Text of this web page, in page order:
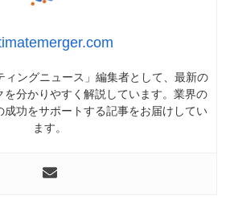
ィングニュース」編集者として、最新の
を分かりやすく解説しています。業界の
成功をサポートする記事をお届けしてい
ます。